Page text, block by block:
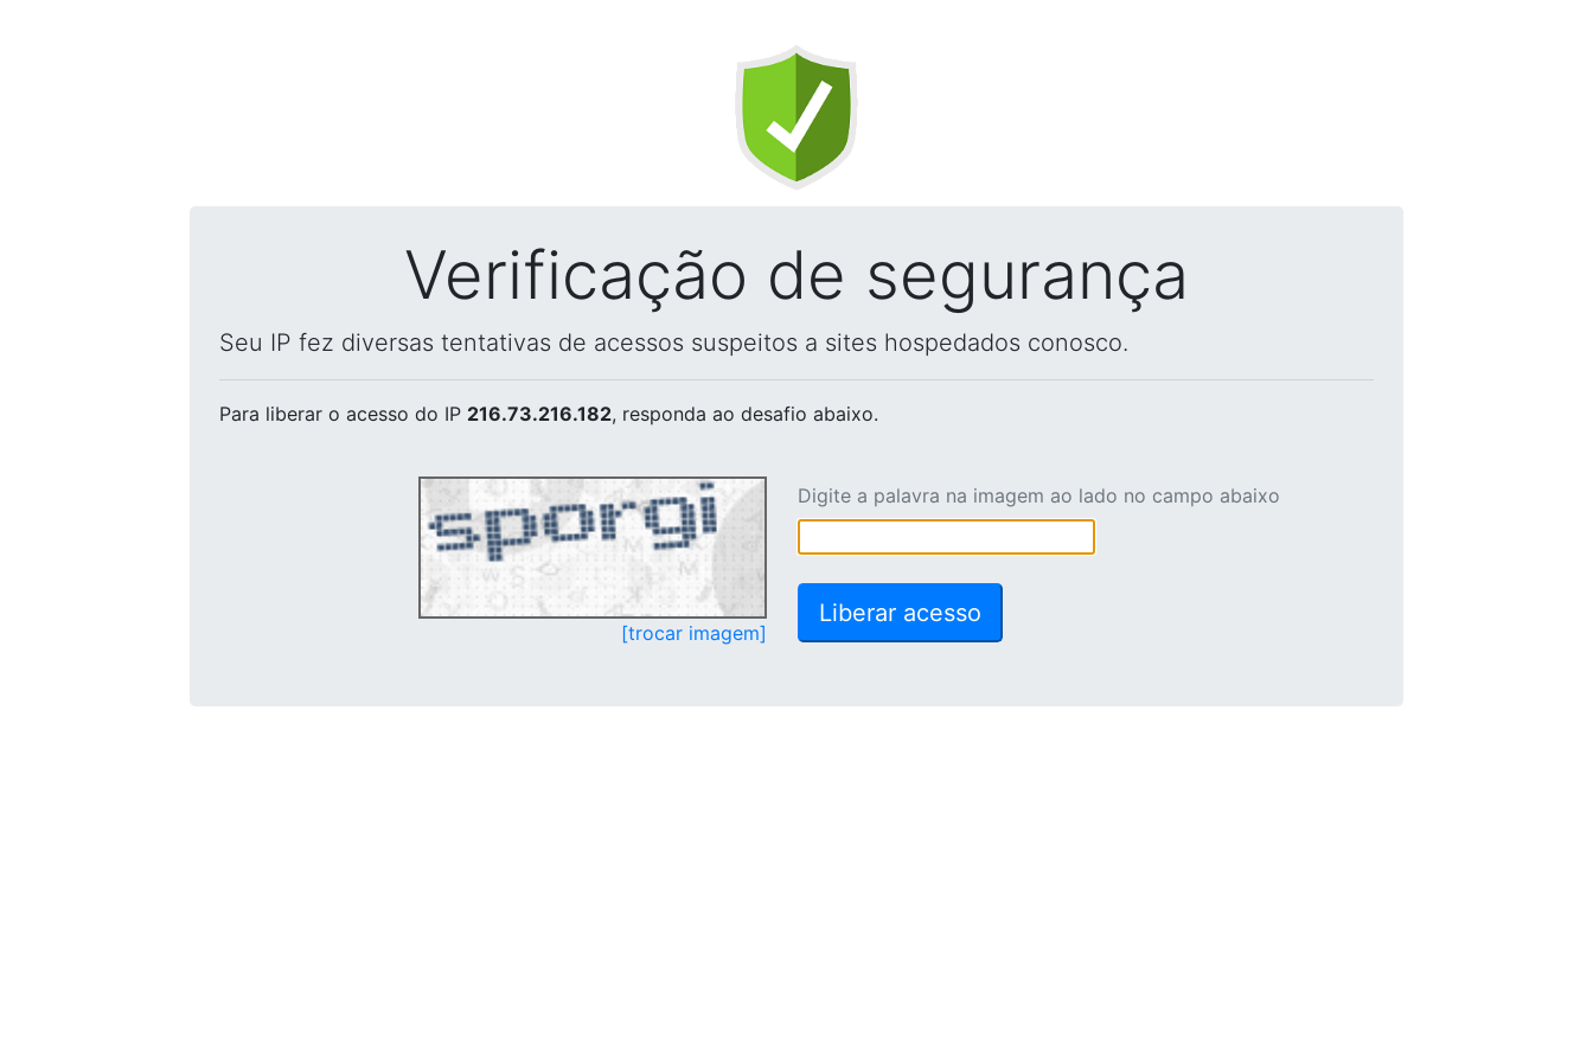
Verificação de segurança
Seu IP fez diversas tentativas de acessos suspeitos a sites hospedados conosco.
Para liberar o acesso do IP 216.73.216.182, responda ao desafio abaixo.
[trocar imagem]
Digite a palavra na imagem ao lado no campo abaixo